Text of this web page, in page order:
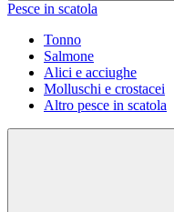
Pesce in scatola
Tonno
Salmone
Alici e acciughe
Molluschi e crostacei
Altro pesce in scatola